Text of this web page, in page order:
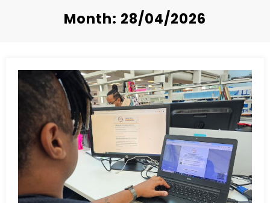
Month: 28/04/2026